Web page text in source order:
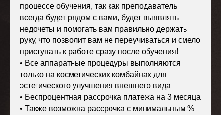
процессе обучения, так как преподаватель
всегда будет рядом с вами, будет выявлять
недочеты и помогать вам правильно держать
руку, что позволит вам не переучиваться и смело
приступать к работе сразу после обучения!
• Все аппаратные процедуры выполняются
только на косметических комбайнах для
эстетического улучшения внешнего вида
• Беспроцентная рассрочка платежа на 3 месяца
• Также возможна рассрочка с минимальным %